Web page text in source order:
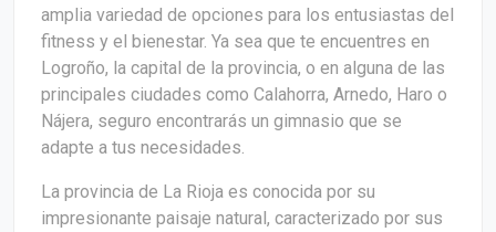
amplia variedad de opciones para los entusiastas del
fitness y el bienestar. Ya sea que te encuentres en
Logroño, la capital de la provincia, o en alguna de las
principales ciudades como Calahorra, Arnedo, Haro o
Nájera, seguro encontrarás un gimnasio que se
adapte a tus necesidades.
La provincia de La Rioja es conocida por su
impresionante paisaje natural, caracterizado por sus